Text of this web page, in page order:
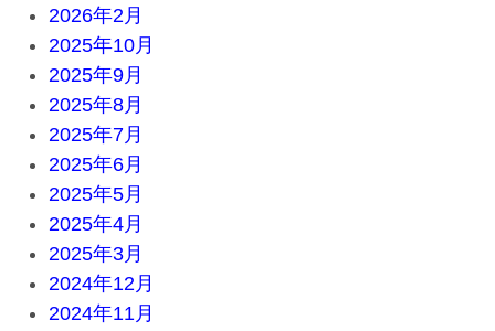
2026年2月
2025年10月
2025年9月
2025年8月
2025年7月
2025年6月
2025年5月
2025年4月
2025年3月
2024年12月
2024年11月